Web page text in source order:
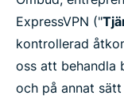
ExpressVPN ("
kontrollerad
oss att behandla
och på annat